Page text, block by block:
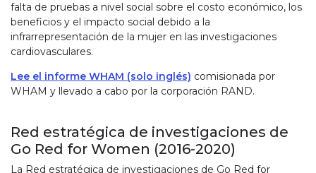
falta de pruebas a nivel social sobre el costo económico, los
beneficios y el impacto social debido a la
infrarrepresentación de la mujer en las investigaciones
cardiovasculares.
Lee el informe WHAM (solo inglés) comisionada por
WHAM y llevado a cabo por la corporación RAND.
Red estratégica de investigaciones de
Go Red for Women (2016-2020)
La Red estratégica de investigaciones de Go Red for